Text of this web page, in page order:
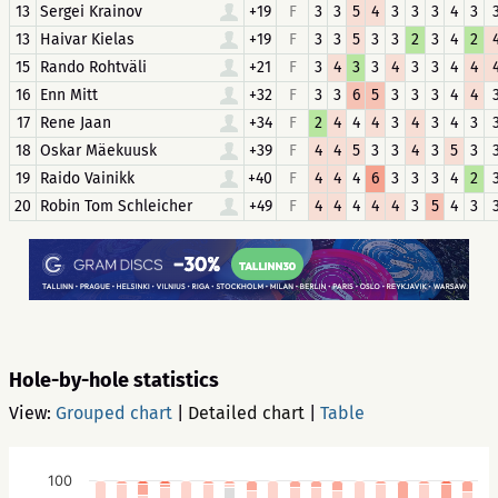
13 Sergei Krainov +19 F 3 3 5 4 3 3 3 4 3
13 Haivar Kielas +19 F 3 3 5 3 3 2 3 4 2
15 Rando Rohtväli +21 F 3 4 3 3 4 3 3 4 4
16 Enn Mitt +32 F 3 3 6 5 3 3 3 4 4
17
Rene Jaan +34 F 2 4 4 4 3 4 3 4 3
18 Oskar Mäekuusk +39 F 4 4 5 3 3 4 3 5 3
19 Raido Vainikk +40 F 4 4 4 6 3 3 3 4 2
20 Robin Tom Schleicher +49 F 4 4 4 4 4 3 5 4 3
Hole-by-hole statistics
View: Grouped chart Detailed chart Table
100